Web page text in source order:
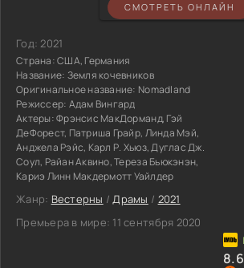
СМОТРЕТЬ ОНЛАЙН
Год:2021
Страна:США, Германия
Название: Земля кочевников
Оригинальное название: Nomadland
Режиссер: Адам Вингард
Актеры:Фрэнсис МакДорманд, Гэй
ДеФорест, Патриша Грайр, Линда Мэй,
Анджела Рэйс, Карл Р. Хьюз, Дуглас Дж.
Соул, Райан Аквино, Тереза Бьюкэнэн,
Кариэ Линн Макдермотт Уайлдер
Жанр: Вестерны /Драмы / 2021
Премьера в мире: 11 сентября 2020
8.6